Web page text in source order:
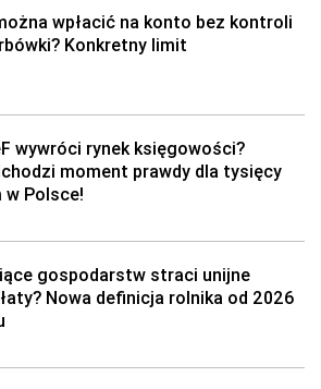
wpłacić na konto bez kontroli
Konkretny limit
wywróci rynek księgowości?
moment prawdy dla tysięcy
w Polsce!
gospodarstw straci unijne
Nowa definicja rolnika od 2026